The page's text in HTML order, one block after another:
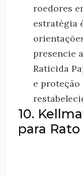
roedores
estratégia
presencie
Raticida
e proteção
10.
para